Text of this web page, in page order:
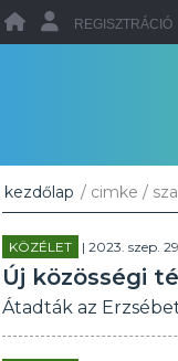
REGISZTRÁCIÓ
kezdőlap / cimke /
KÖZÉLET | 2023. szep.
Új közösségi
Átadták az